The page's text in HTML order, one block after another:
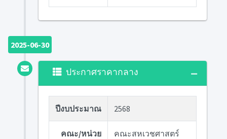
2025-06-30
ประกาศราคากลาง
ปีงบประมาณ 2568
คณะ/หน่วย
คณะสหเวชศาสตร์